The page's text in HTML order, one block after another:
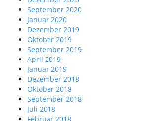
September 2020
Januar 2020
Dezember 2019
Oktober 2019
September 2019
April 2019
Januar 2019
Dezember 2018
Oktober 2018
September 2018
Juli 2018
Februar 2018